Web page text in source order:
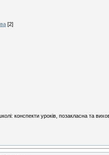
[2]
конспекти уроків, позакласна та